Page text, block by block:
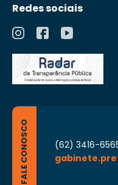
Redes sociais
FALE CONOSCO
(62) 3416-